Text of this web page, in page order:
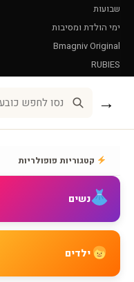
שבועות
ימי הולדת ומסיבות
Bmagniv Original
RUBIES
צור קשר
שאלות נפוצות
מדיניות משלוחים
מדיניות החזרות
מדיניות פרטיות
→
קטגוריות פופולריות
נשים
ילדים